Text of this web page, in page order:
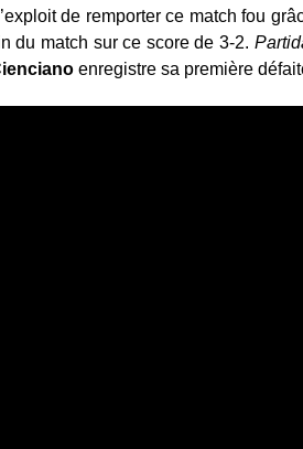
de remporter ce match fou
du match sur ce score de 3-2.
enregistre sa première